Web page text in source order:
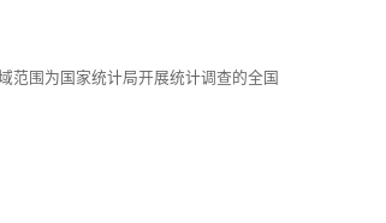
范围为国家统计局开展统计调查的全国